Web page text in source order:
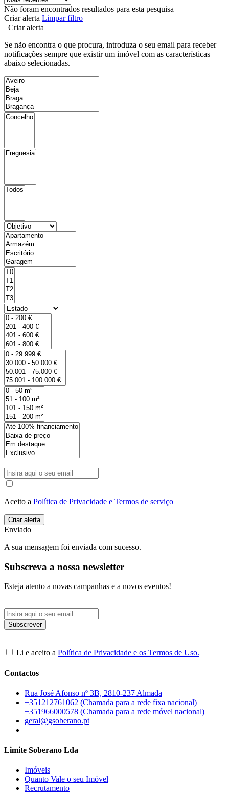
Não foram encontrados resultados para esta pesquisa
Criar alerta Limpar filtro
Criar alerta
Se não encontra o que procura, introduza o seu email para receber
notificações sempre que existir um imóvel com as características
abaixo selecionadas.
Aceito a Política de Privacidade e Termos de serviço
Enviado
A sua mensagem foi enviada com sucesso.
Subscreva a nossa newsletter
Esteja atento a novas campanhas e a novos eventos!
Li e aceito a Política de Privacidade e os Termos de Uso.
Contactos
Rua José Afonso nº 3B, 2810-237 Almada
+351212761062 (Chamada para a rede fixa nacional)
+351966000578 (Chamada para a rede móvel nacional)
geral@gsoberano.pt
Limite Soberano Lda
Imóveis
Quanto Vale o seu Imóvel
Recrutamento